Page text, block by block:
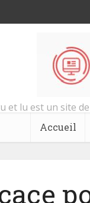
et lu est un site
Accueil